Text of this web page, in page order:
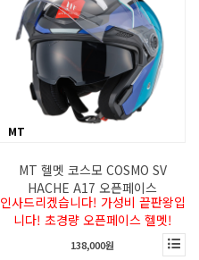
MT
MT 헬멧 코스모 COSMO SV
HACHE A17 오픈페이스
인사드리겠습니다! 가성비 끝판왕입
니다! 초경량 오픈페이스 헬멧!
138,000원